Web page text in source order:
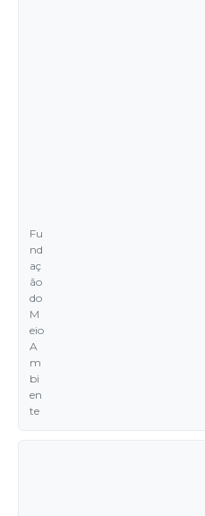
Fu
nd
aç
ão
do
M
eio
A
m
bi
en
te